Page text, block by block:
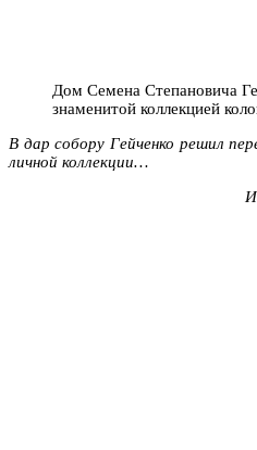
Дом Семена Степановича
знаменитой коллекцией
В дар собору Гейченко решил
личной коллекции…